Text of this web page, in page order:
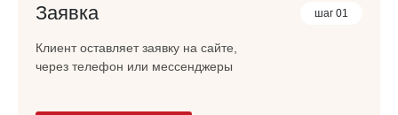
шаг 01
Заявка
Клиент оставляет заявку на сайте,
через телефон или мессенджеры